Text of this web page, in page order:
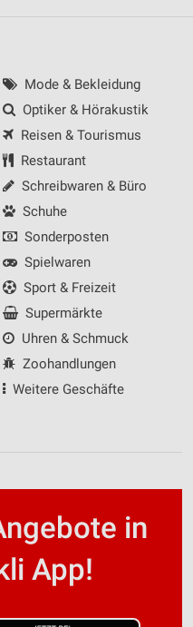
Mode & Bekleidung
Optiker & Hörakustik
Reisen & Tourismus
Restaurant
Schreibwaren & Büro
Schuhe
Sonderposten
Spielwaren
Sport & Freizeit
Supermärkte
Uhren & Schmuck
Zoohandlungen
Weitere Geschäfte
in
App!